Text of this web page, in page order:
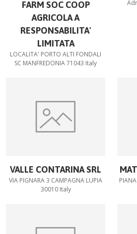
FARM SOC COOP
AGRICOLA A
RESPONSABILITA'
LIMITATA
LOCALITA' PORTO ALTI FONDALI
SC MANFREDONIA 71043 Italy
VALLE CONTARINA SRL
VIA PIGNARA 3 CAMPAGNA LUPIA
30010 Italy